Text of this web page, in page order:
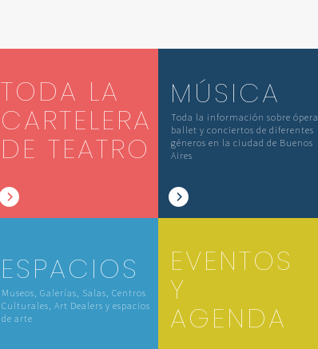
TODA LA
CARTELERA
DE TEATRO
MÚSICA
Toda la información sobre ópera,
ballet y conciertos de diferentes
géneros en la ciudad de Buenos
Aires
ESPACIOS
Museos, Galerías, Salas, Centros
Culturales, Art Dealers y espacios
de arte
EVENTOS
Y
AGENDA